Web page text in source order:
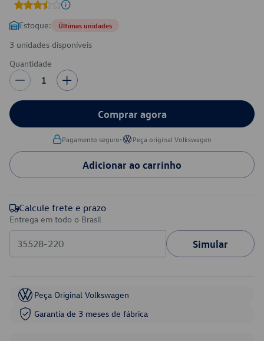
Estoque: Últimas unidades
3 unidades disponíveis
Quantidade
1
Comprar agora
Pagamento seguro• Peça original Volkswagen
Adicionar ao carrinho
Calcule frete e prazo
Entrega em todo o Brasil
Simular
Peça Original Volkswagen
Garantia de 3 meses de fábrica